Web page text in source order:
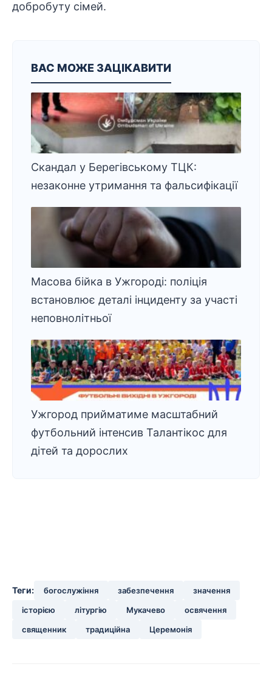
добробуту сімей.
ВАС МОЖЕ ЗАЦІКАВИТИ
Скандал у Берегівському ТЦК:
незаконне утримання та фальсифікації
Масова бійка в Ужгороді: поліція
встановлює деталі інциденту за участі
неповнолітньої
Ужгород прийматиме масштабний
футбольний інтенсив Талантікос для
дітей та дорослих
Теги: богослужіння забезпечення
значення
історією
літургію Мукачево
освячення
священник
традиційна Церемонія